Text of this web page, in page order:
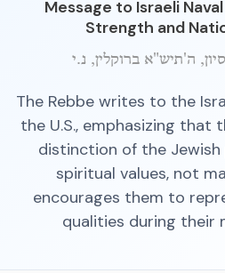
Message to Israeli
Strength and
The Rebbe writes to the
the U.S., emphasizing
distinction of the Jewish
spiritual values, not
encourages them to
qualities during their